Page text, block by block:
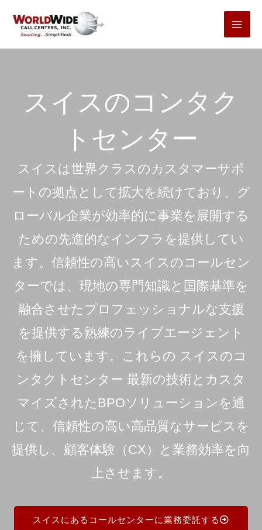
スイスのコンタク
トセンター
スイスは世界クラスのカスタマーサポ
ートの拠点として拡大を続けており、グ
ローバル企業が効率的に事業を展開する
ための先進的なインフラを提供してい
ます。信頼性の高いスイスのコールセン
ターでは、現地の専門知識と国際基準を
融合させたプロフェッショナルな支援
を提供する熟練のライブエージェント
を擁しています。これらの スイスのコ
ンタクトセンター 最新の技術とカスタ
マイズされたBPOソリューションを通
じて、信頼性の高い高品質なサービスを
提供し、顧客体験（CX）と業務効率を向
上させます。
スイスにあるコールセンターに業務委託する